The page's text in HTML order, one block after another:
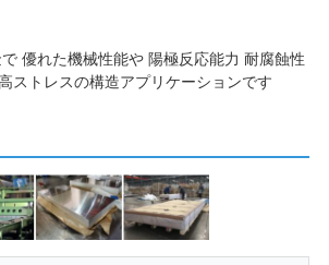
優れた機械性能や 陽極反応能力 耐腐蝕性
ストレスの構造アプリケーションです